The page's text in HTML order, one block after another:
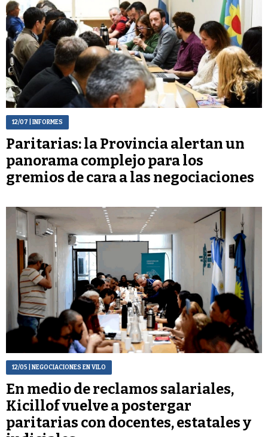
12/07 | INFORMES
Paritarias: la Provincia alertan un
panorama complejo para los
gremios de cara a las negociaciones
12/05 | NEGOCIACIONES EN VILO
En medio de reclamos salariales,
Kicillof vuelve a postergar
paritarias con docentes, estatales y